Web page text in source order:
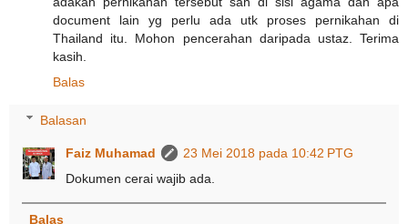
document lain yg perlu ada utk proses pernikahan di
Thailand itu. Mohon pencerahan daripada ustaz. Terima
kasih.
Balas
Balasan
Faiz Muhamad
23 Mei 2018 pada 10:42 PTG
Dokumen cerai wajib ada.
Balas